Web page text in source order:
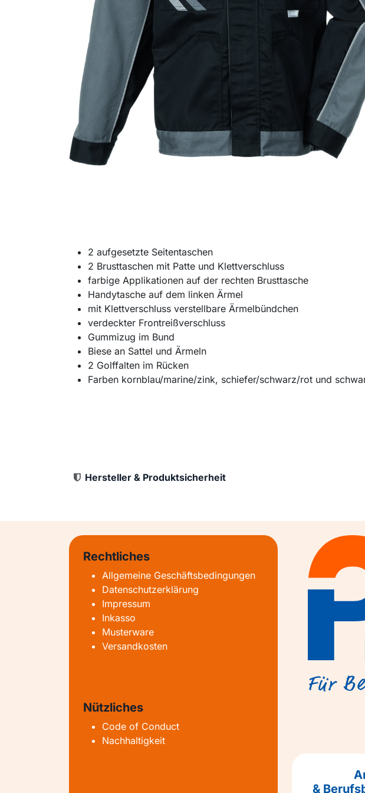
2 aufgesetzte Seitentaschen
2 Brusttaschen mit Patte und Klettverschluss
farbige Applikationen auf der rechten Brusttasche
Handytasche auf dem linken Ärmel
mit Klettverschluss verstellbare Ärmelbündchen
verdeckter Frontreißverschluss
Gummizug im Bund
Biese an Sattel und Ärmeln
2 Golffalten im Rücken
Farben kornblau/marine/zink, schiefer/schwarz/rot und
Hersteller & Produktsicherheit
Rechtliches
Allgemeine Geschäftsbedingungen
Datenschutzerklärung
Impressum
Inkasso
Musterware
Versandkosten
Nützliches
Code of Conduct
Nachhaltigkeit
&